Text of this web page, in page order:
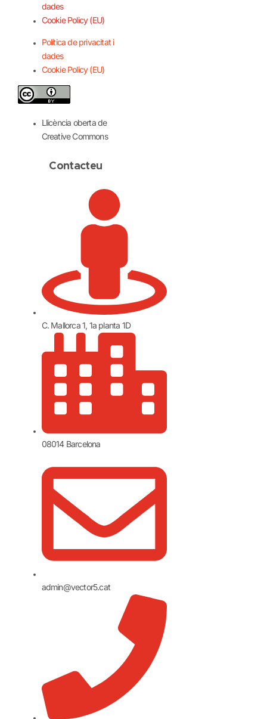
dades
Cookie Policy (EU)
Política de privacitat i
dades
Cookie Policy (EU)
Llicència oberta de
Creative Commons
Contacteu
C. Mallorca 1, 1a planta 1D
08014 Barcelona
admin@vector5.cat